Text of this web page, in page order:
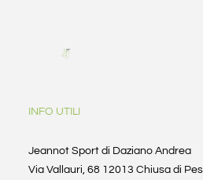
INFO UTILI
Jeannot Sport di Daziano Andrea
Via Vallauri, 68 12013 Chiusa di